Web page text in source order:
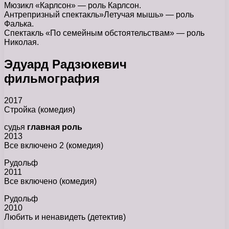
Мюзикл «Карлсон» — роль Карлсон.
Антрепризный спектакль»Летучая мышь» — роль
Фалька.
Спектакль «По семейным обстоятельствам» — роль
Николая.
Эдуард Радзюкевич
фильмография
2017
Стройка (комедия)
судья главная роль
2013
Все включено 2 (комедия)
Рудольф
2011
Все включено (комедия)
Рудольф
2010
Любить и ненавидеть (детектив)